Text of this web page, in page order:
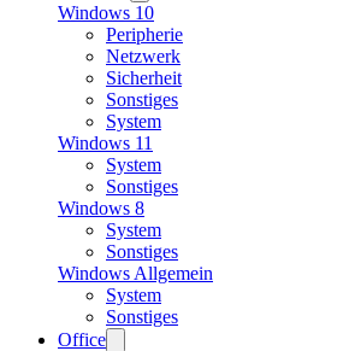
Windows 10
Peripherie
Netzwerk
Sicherheit
Sonstiges
System
Windows 11
System
Sonstiges
Windows 8
System
Sonstiges
Windows Allgemein
System
Sonstiges
Office